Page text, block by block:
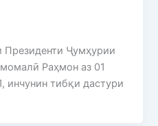
Ҷумҳурии
Раҳмон аз 01
инчунин тибқи дастури